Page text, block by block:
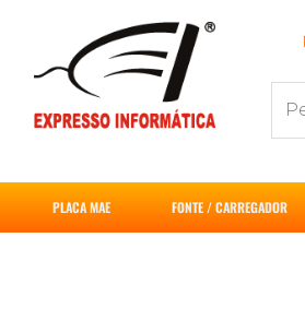
conteúdo
por:
PLACA MAE FONTE / CARREGADOR